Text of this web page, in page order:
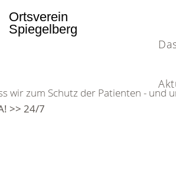
Ortsverein
Spiegelberg
wir zum Schutz der Patienten - und
>> 24/7